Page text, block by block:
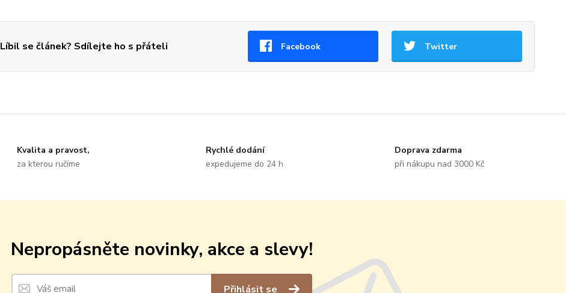
Líbil se článek? Sdílejte ho s přáteli Facebook Twitter
Kvalita a pravost,
za kterou ručíme
Rychlé dodání
expedujeme do 24 h
Doprava zdarma
při nákupu nad 3000 Kč
Nepropásněte novinky, akce a slevy!
Přihlásit se